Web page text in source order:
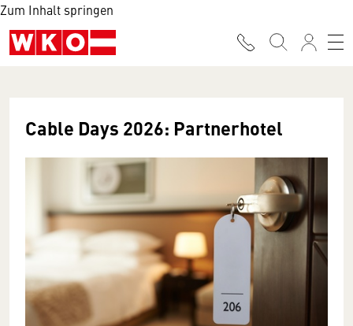
Zum Inhalt springen
Cable Days 2026: Partnerhotel